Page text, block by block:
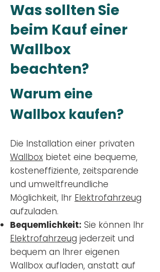
Was sollten Sie
beim Kauf einer
Wallbox
beachten?
Warum eine
Wallbox kaufen?
Die Installation einer privaten
Wallbox bietet eine bequeme,
kosteneffiziente, zeitsparende
und umweltfreundliche
Möglichkeit, Ihr Elektrofahrzeug
aufzuladen.
Bequemlichkeit: Sie können Ihr
Elektrofahrzeug jederzeit und
bequem an Ihrer eigenen
Wallbox aufladen, anstatt auf